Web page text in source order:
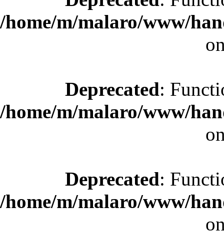
/home/m/malaro/www/
Deprecated:
/home/m/malaro/www/
Deprecated:
/home/m/malaro/www/